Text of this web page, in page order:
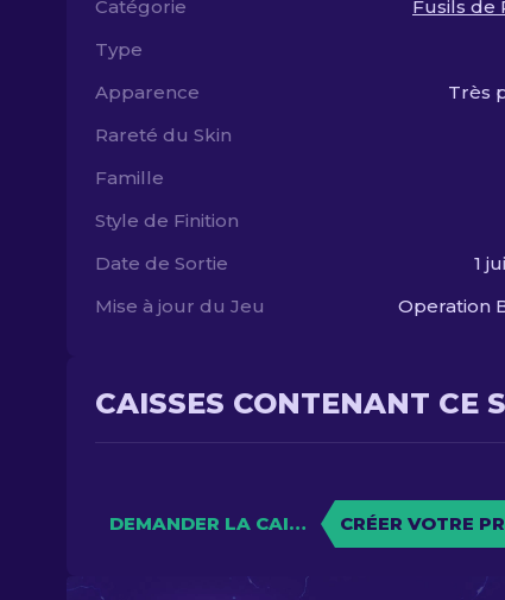
Catégorie
Fusils de
Type
Apparence
Très
Rareté du Skin
Famille
Style de Finition
Date de Sortie
1
Mise à jour du Jeu
Operation
CAISSES CONTENANT CE
DEMANDER LA CAISSE CRÉER VOTRE